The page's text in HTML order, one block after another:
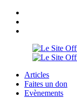
Articles
Faites un don
Evènements